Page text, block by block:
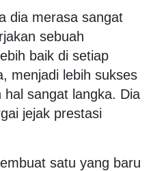
dia merasa sangat
sebuah
baik di setiap
menjadi lebih sukses
sangat langka. Dia
jejak prestasi
satu yang baru